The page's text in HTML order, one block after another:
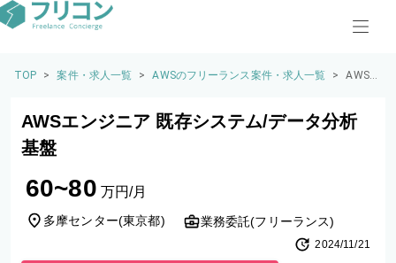
TOP > 案件・求人一覧 > AWSのフリーランス案件・求人一覧 >
AWS
既存シ
AWSエンジニア 既存システム/データ分析
基盤
60~80 万円/月
多摩センター(東京都) 業務委託(フリーランス)
2024/11/21